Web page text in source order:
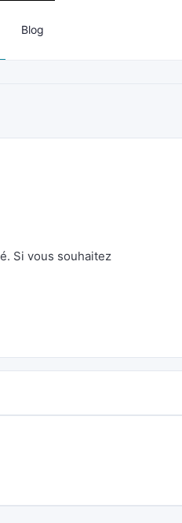
Blog
Si vous souhaitez